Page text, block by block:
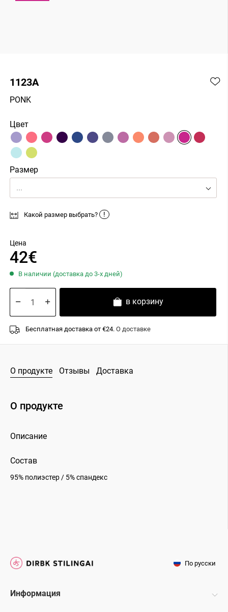
1123A
PONK
Цвет
Размер
...
Какой размер выбрать? !
Цена
42€
В наличии (доставка до 3-х дней)
в корзину
Бесплатная доставка от €24. О доставке
О продукте Отзывы Доставка
О продукте
Описание
Состав
95% полиэстер / 5% спандекс
Информация
По русски